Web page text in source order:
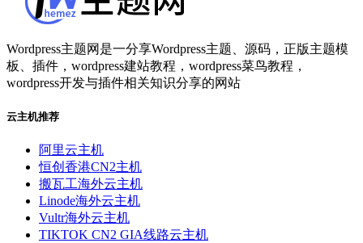
Wordpress主题网是一分享Wordpress主题、源码，正版主题模
板、插件，wordpress建站教程，wordpress菜鸟教程，
wordpress开发与插件相关知识分享的网站
云主机推荐
阿里云主机
恒创香港CN2主机
搬瓦工海外云主机
Linode海外云主机
Vultr海外云主机
TIKTOK CN2 GIA线路云主机